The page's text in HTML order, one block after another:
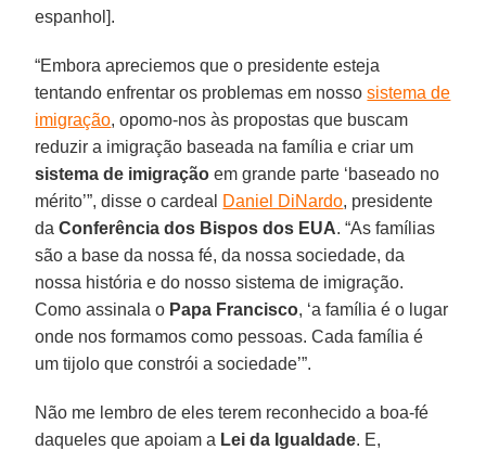
espanhol].
“Embora apreciemos que o presidente esteja
tentando enfrentar os problemas em nossosistema de
imigração, opomo-nos às propostas que buscam
reduzir a imigração baseada na família e criar um
sistema de imigração em grande parte ‘baseado no
mérito’”, disse o cardeal Daniel DiNardo, presidente
daConferência dos Bispos dos EUA. “As famílias
são a base da nossa fé, da nossa sociedade, da
nossa história e do nosso sistema de imigração.
Como assinala o Papa Francisco, ‘a família é o lugar
onde nos formamos como pessoas. Cada família é
um tijolo que constrói a sociedade’”.
Não me lembro de eles terem reconhecido a boa-fé
daqueles que apoiam a Lei da Igualdade. E,